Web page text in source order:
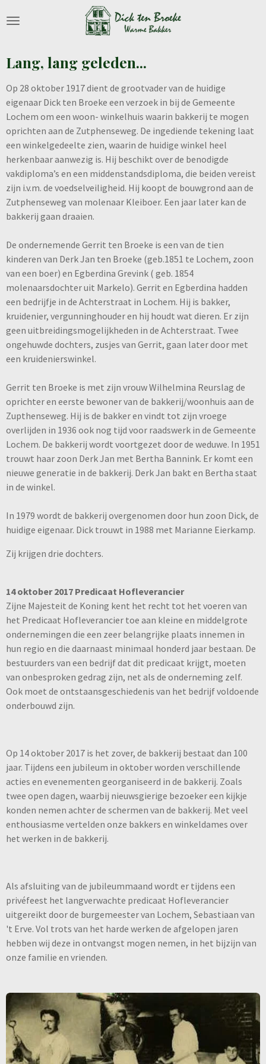
direct
hoofdinhoud
Lang, lang geleden...
Op 28 oktober 1917 dient de grootvader van de huidige
eigenaar Dick ten Broeke een verzoek in bij de Gemeente
Lochem om een woon- winkelhuis waarin bakkerij te mogen
oprichten aan de Zutphenseweg. De ingediende tekening laat
een winkelgedeelte zien, waarin de huidige winkel heel
herkenbaar aanwezig is. Hij beschikt over de benodigde
vakdiploma’s en een middenstandsdiploma, die beiden vereist
zijn i.v.m. de voedselveiligheid. Hij koopt de bouwgrond aan de
Zutphenseweg van molenaar Kleiboer. Een jaar later kan de
bakkerij gaan draaien.
De ondernemende Gerrit ten Broeke is een van de tien
kinderen van Derk Jan ten Broeke (geb.1851 te Lochem, zoon
van een boer) en Egberdina Grevink ( geb. 1854
molenaarsdochter uit Markelo). Gerrit en Egberdina hadden
een bedrijfje in de Achterstraat in Lochem. Hij is bakker,
kruidenier, vergunninghouder en hij houdt wat dieren. Er zijn
geen uitbreidingsmogelijkheden in de Achterstraat. Twee
ongehuwde dochters, zusjes van Gerrit, gaan later door met
een kruidenierswinkel.
Gerrit ten Broeke is met zijn vrouw Wilhelmina Reurslag de
oprichter en eerste bewoner van de bakkerij/woonhuis aan de
Zupthenseweg. Hij is de bakker en vindt tot zijn vroege
overlijden in 1936 ook nog tijd voor raadswerk in de Gemeente
Lochem. De bakkerij wordt voortgezet door de weduwe. In 1951
trouwt haar zoon Derk Jan met Bertha Bannink. Er komt een
nieuwe generatie in de bakkerij. Derk Jan bakt en Bertha staat
in de winkel.
In 1979 wordt de bakkerij overgenomen door hun zoon Dick, de
huidige eigenaar. Dick trouwt in 1988 met Marianne Eierkamp.
Zij krijgen drie dochters.
14 oktober 2017 Predicaat Hofleverancier
Zijne Majesteit de Koning kent het recht tot het voeren van
het Predicaat Hofleverancier toe aan kleine en middelgrote
ondernemingen die een zeer belangrijke plaats innemen in
hun regio en die daarnaast minimaal honderd jaar bestaan. De
bestuurders van een bedrijf dat dit predicaat krijgt, moeten
van onbesproken gedrag zijn, net als de onderneming zelf.
Ook moet de ontstaansgeschiedenis van het bedrijf voldoende
onderbouwd zijn.
Op 14 oktober 2017 is het zover, de bakkerij bestaat dan 100
jaar. Tijdens een jubileum in oktober worden verschillende
acties en evenementen georganiseerd in de bakkerij. Zoals
twee open dagen, waarbij nieuwsgierige bezoeker een kijkje
konden nemen achter de schermen van de bakkerij. Met veel
enthousiasme vertelden onze bakkers en winkeldames over
het werken in de bakkerij.
Als afsluiting van de jubileummaand wordt er tijdens een
privéfeest het langverwachte predicaat Hofleverancier
uitgereikt door de burgemeester van Lochem, Sebastiaan van
't Erve. Vol trots van het harde werken de afgelopen jaren
hebben wij deze in ontvangst mogen nemen, in het bijzijn van
onze familie en vrienden.